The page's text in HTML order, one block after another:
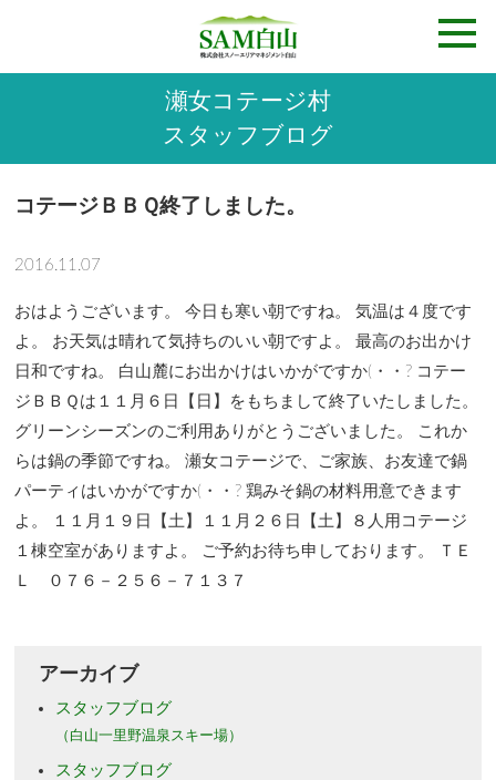
瀬女コテージ村
スタッフブログ
コテージＢＢＱ終了しました。
2016.11.07
おはようございます。 今日も寒い朝ですね。 気温は４度です
よ。 お天気は晴れて気持ちのいい朝ですよ。 最高のお出かけ
日和ですね。 白山麓にお出かけはいかがですか(・・? コテー
ジＢＢＱは１１月６日【日】をもちまして終了いたしました。
グリーンシーズンのご利用ありがとうございました。 これか
らは鍋の季節ですね。 瀬女コテージで、ご家族、お友達で鍋
パーティはいかがですか(・・? 鶏みそ鍋の材料用意できます
よ。 １１月１９日【土】１１月２６日【土】８人用コテージ
１棟空室がありますよ。 ご予約お待ち申しております。 ＴＥ
Ｌ ０７６－２５６－７１３７
アーカイブ
スタッフブログ
（白山一里野温泉スキー場）
スタッフブログ